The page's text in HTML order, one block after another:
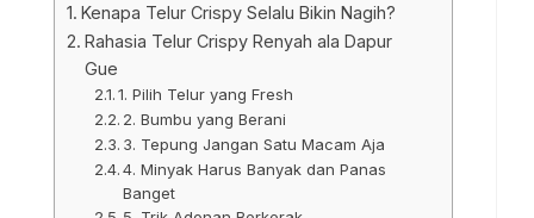
Kenapa Telur Crispy Selalu Bikin Nagih?
Rahasia Telur Crispy Renyah ala Dapur
Gue
1. Pilih Telur yang Fresh
2. Bumbu yang Berani
3. Tepung Jangan Satu Macam Aja
4. Minyak Harus Banyak dan Panas
Banget